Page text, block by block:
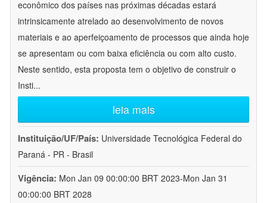
econômico dos países nas próximas décadas estará
intrinsicamente atrelado ao desenvolvimento de novos
materiais e ao aperfeiçoamento de processos que ainda hoje
se apresentam ou com baixa eficiência ou com alto custo.
Neste sentido, esta proposta tem o objetivo de construir o
Insti...
leia mais
Instituição/UF/País: Universidade Tecnológica Federal do
Paraná - PR - Brasil
Vigência: Mon Jan 09 00:00:00 BRT 2023-Mon Jan 31
00:00:00 BRT 2028